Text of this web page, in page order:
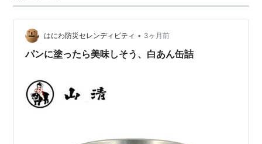
はにわ防災セレンディピティ • 3ヶ月前
パンに塗ったら美味しそう、白あん缶詰